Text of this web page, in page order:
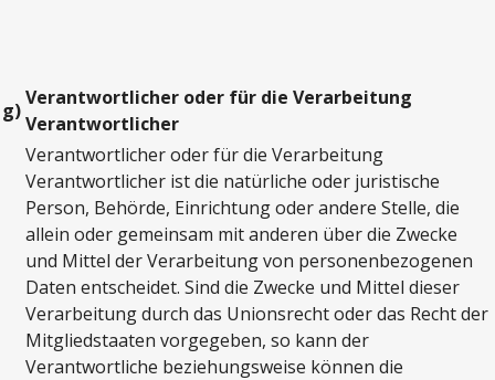
g)
Verantwortlicher oder für die Verarbeitung
Verantwortlicher
Verantwortlicher oder für die Verarbeitung
Verantwortlicher ist die natürliche oder juristische
Person, Behörde, Einrichtung oder andere Stelle, die
allein oder gemeinsam mit anderen über die Zwecke
und Mittel der Verarbeitung von personenbezogenen
Daten entscheidet. Sind die Zwecke und Mittel dieser
Verarbeitung durch das Unionsrecht oder das Recht der
Mitgliedstaaten vorgegeben, so kann der
Verantwortliche beziehungsweise können die